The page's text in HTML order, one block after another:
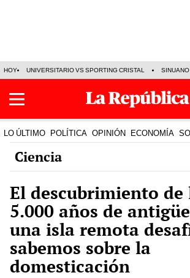
HOY UNIVERSITARIO VS SPORTING CRISTAL
LO ÚLTIMO POLÍTICA OPINIÓN ECONOMÍA
Ciencia
El descubrimiento de
5.000 años de
una isla remota
sabemos sobre la
domesticación